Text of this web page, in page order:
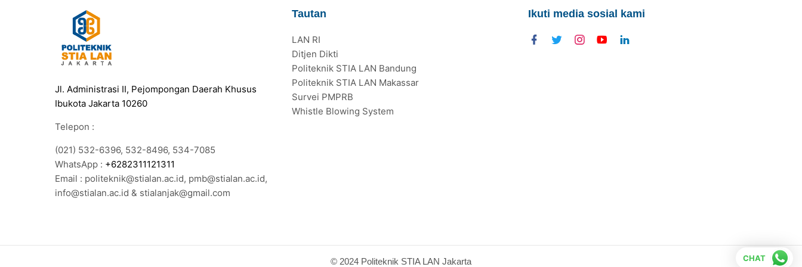
Jl. Administrasi II, Pejompongan Daerah Khusus
Ibukota Jakarta 10260
Telepon :
(021) 532-6396, 532-8496, 534-7085
WhatsApp : +6282311121311
Email : politeknik@stialan.ac.id, pmb@stialan.ac.id,
info@stialan.ac.id & stialanjak@gmail.com
Tautan
LAN RI
Ditjen Dikti
Politeknik STIA LAN Bandung
Politeknik STIA LAN Makassar
Survei PMPRB
Whistle Blowing System
Ikuti media sosial kami
© 2024 Politeknik STIA LAN Jakarta CHAT